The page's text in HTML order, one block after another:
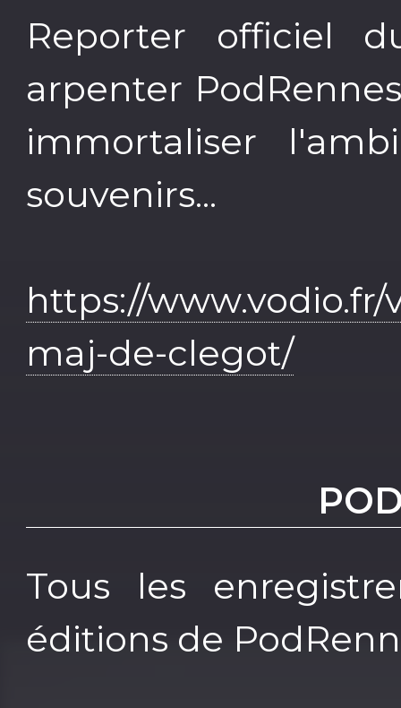
Reporter officiel
arpenter
immortaliser
souvenirs...
https://
maj-de-clegot/
Tous les
éditions de